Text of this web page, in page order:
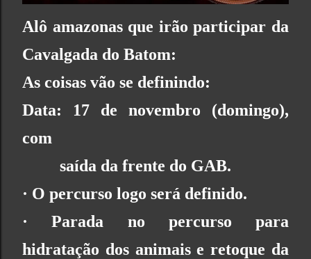
Alô amazonas que irão participar da
Cavalgada do Batom:
As coisas vão se definindo:
Data: 17 de novembro (domingo),
com
saída da frente do GAB.
· O percurso logo será definido.
· Parada no percurso para
hidratação dos animais e retoque da